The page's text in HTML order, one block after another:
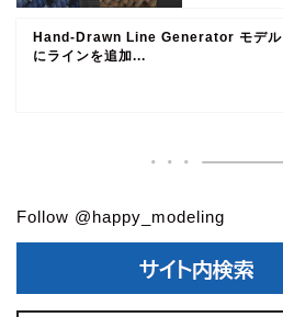
Hand-Drawn Line Generator モデル
にラインを追加...
Follow @happy_modeling